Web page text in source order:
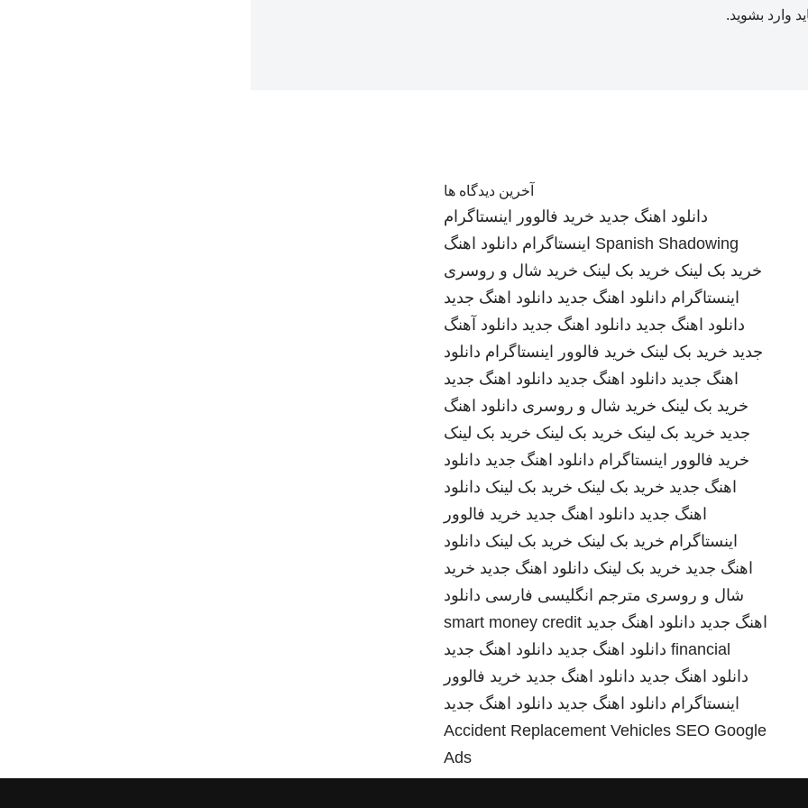
وارد بشوید.
آخرین دیدگاه ها
دانلود اهنگ جدید خرید فالوور اینستاگرام
Spanish Shadowing اینستاگرام دانلود اهنگ
خرید بک لینک خرید بک لینک خرید شال و روسری
اینستاگرام دانلود اهنگ جدید دانلود اهنگ جدید
دانلود اهنگ جدید دانلود اهنگ جدید دانلود آهنگ
جدید خرید بک لینک خرید فالوور اینستاگرام دانلود
اهنگ جدید دانلود اهنگ جدید دانلود اهنگ جدید
خرید بک لینک خرید شال و روسری دانلود اهنگ
جدید خرید بک لینک خرید بک لینک خرید بک لینک
خرید فالوور اینستاگرام دانلود اهنگ جدید دانلود
اهنگ جدید خرید بک لینک خرید بک لینک دانلود
اهنگ جدید دانلود اهنگ جدید خرید فالوور
اینستاگرام خرید بک لینک خرید بک لینک دانلود
اهنگ جدید خرید بک لینک دانلود اهنگ جدید خرید
شال و روسری مترجم انگلیسی فارسی دانلود
اهنگ جدید دانلود اهنگ جدید smart money credit
financial دانلود اهنگ جدید دانلود اهنگ جدید
دانلود اهنگ جدید دانلود اهنگ جدید خرید فالوور
اینستاگرام دانلود اهنگ جدید دانلود اهنگ جدید
Accident Replacement Vehicles SEO Google
Ads